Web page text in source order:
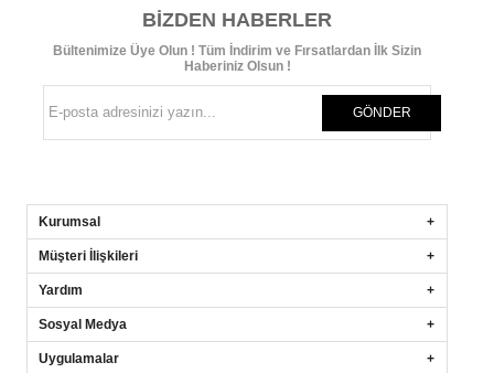
BIZDEN HABERLER
Bültenimize Üye Olun ! Tüm İndirim ve Fırsatlardan İlk Sizin
Haberiniz Olsun !
GÖNDER
Kurumsal
Müşteri İlişkileri
Yardım
Sosyal Medya
Uygulamalar